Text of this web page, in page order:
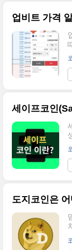
함께 안내드립니
업비트 가격